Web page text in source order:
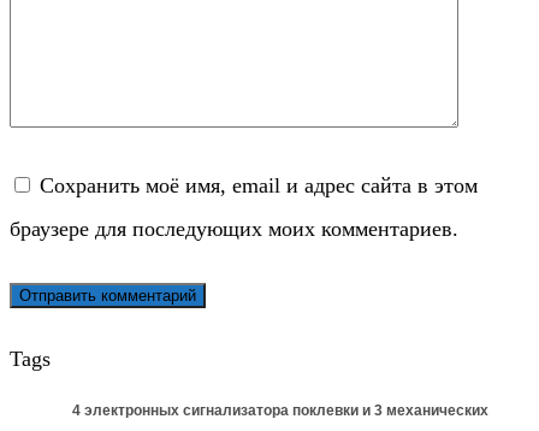
Сохранить моё имя, email и адрес сайта в этом
браузере для последующих моих комментариев.
Tags
4 электронных сигнализатора поклевки и 3 механических